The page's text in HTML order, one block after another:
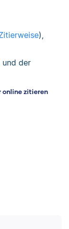
),
und der
online zitieren